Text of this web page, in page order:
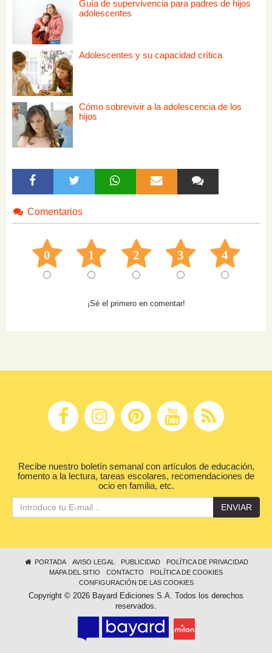
Guía de supervivencia para padres de hijos
adolescentes
Adolescentes y su capacidad crítica
Cómo sobrevivir a la adolescencia de los
hijos
Comentarios
0 1 2 3 4
¡Sé el primero en comentar!
Recibe nuestro boletín semanal con artículos de educación,
fomento a la lectura, tareas escolares, recomendaciones de
ocio en familia, etc.
ENVIAR
PORTADA AVISO LEGAL PUBLICIDAD
POLÍTICA DE PRIVACIDAD
MAPA DEL SITIO
CONTACTO
POLÍTICA DE COOKIES
CONFIGURACIÓN DE LAS COOKIES
Copyright © 2026 Bayard Ediciones S.A. Todos los derechos
reservados.